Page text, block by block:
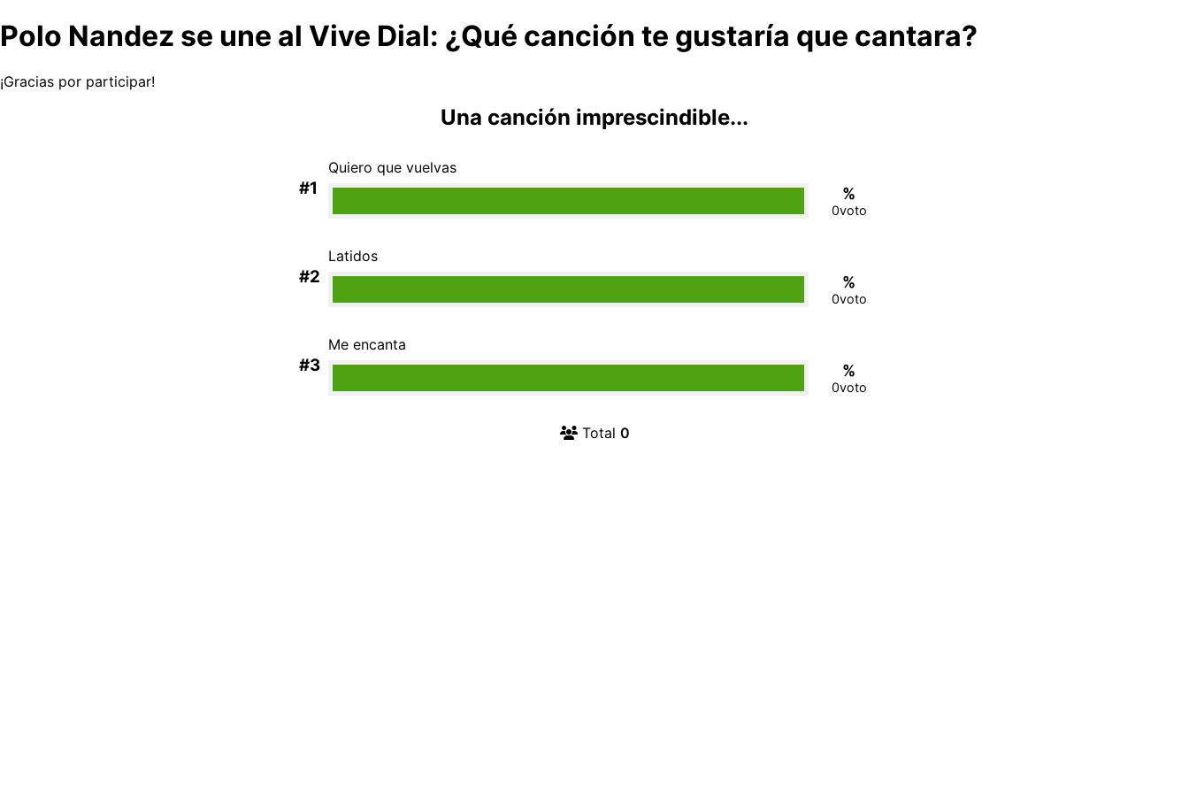
Polo Nandez se une al Vive Dial: ¿Qué canción te gustaría que cantara?
¡Gracias por participar!
Una canción imprescindible...
#1
Quiero que vuelvas
%
0voto
#2
Latidos
%
0voto
#3
Me encanta
%
0voto
Total 0